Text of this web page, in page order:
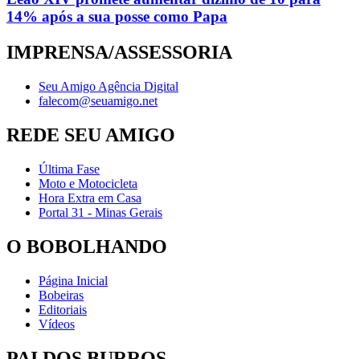
14% após a sua posse como Papa
IMPRENSA/ASSESSORIA
Seu Amigo Agência Digital
falecom@seuamigo.net
REDE SEU AMIGO
Última Fase
Moto e Motocicleta
Hora Extra em Casa
Portal 31 - Minas Gerais
O BOBOLHANDO
Página Inicial
Bobeiras
Editoriais
Vídeos